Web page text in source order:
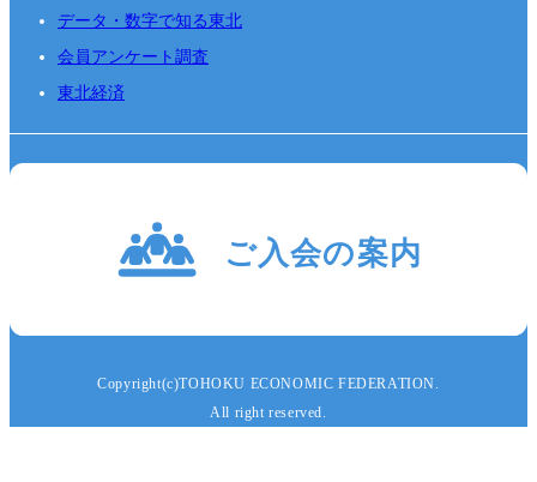
データ・数字で知る東北
会員アンケート調査
東北経済
Copyright(c)TOHOKU ECONOMIC FEDERATION.
All right reserved.